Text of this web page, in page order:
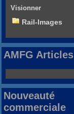
Visionner
Rail-Images
AMFG Articles
Nouveauté
commerciale